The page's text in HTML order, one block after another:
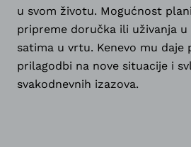
u svom životu. Mogućnost
pripreme doručka ili uživanja u
satima u vrtu. Kenevo mu daje
prilagodbi na nove situacije i
svakodnevnih izazova.